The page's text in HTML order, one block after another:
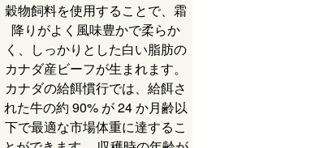
穀物飼料を使用することで、霜
降りがよく風味豊かで柔らか
く、しっかりとした白い脂肪の
カナダ産ビーフが生まれます。
カナダの給餌慣行では、給餌さ
れた牛の約 90% が 24 か月齢以
下で最適な市場体重に達するこ